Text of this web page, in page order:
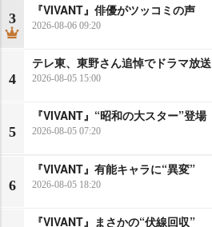
3
『VIVANT』俳優がツッコミの声
2026-08-06 09:20
4
テレ東、東野さん追悼でドラマ放送
2026-08-05 15:00
5
『VIVANT』“昭和の大スター”登場
2026-08-05 07:20
6
『VIVANT』有能キャラに“異変”
2026-08-05 18:20
『VIVANT』まさかの“伏線回収”